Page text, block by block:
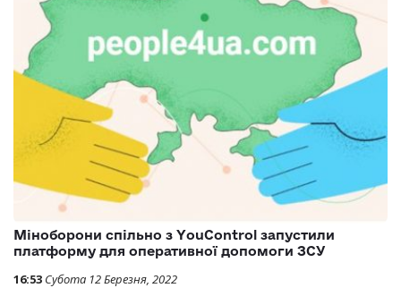
Міноборони спільно з YouControl запустили
платформу для оперативної допомоги ЗСУ
16:53 Субота 12 Березня, 2022